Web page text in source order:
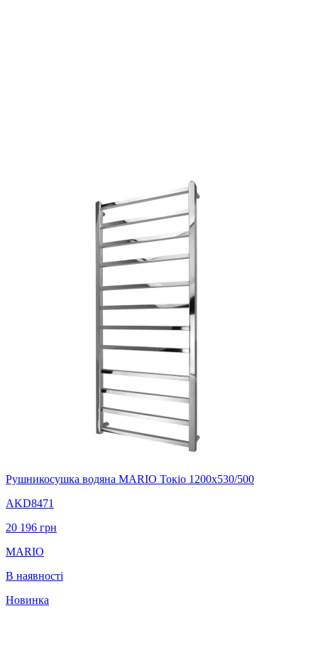
Рушникосушка водяна MARIO Токіо 1200х530/500
AKD8471
20 196 грн
MARIO
В наявності
Новинка